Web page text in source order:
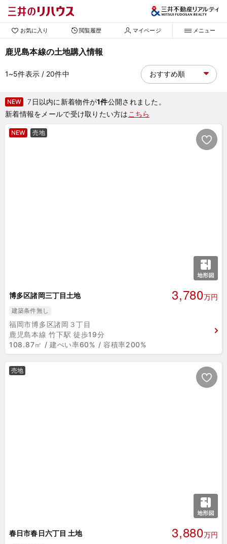
お気に入り 閲覧履歴 マイページ メニュー
鹿児島本線の土地購入情報
1~5件表示/ 20件中
NEW 7日以内に新着物件が1件公開されました。
新着情報をメールで受け取りたい方は こちら
NEW 売地
博多区諸岡三丁目土地 3,780万円
建築条件無し
福岡市博多区諸岡３丁目
鹿児島本線 竹下駅 徒歩19分
108.87㎡ / 建ぺい率60% / 容積率200%
売地
春日市春日六丁目 土地 3,880万円